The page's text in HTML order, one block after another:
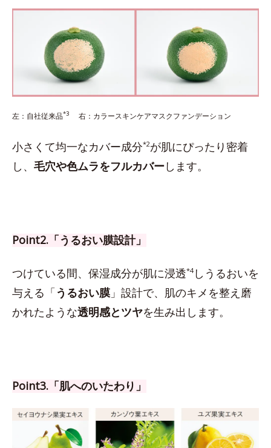
左：自社従来品*3 右：カラースキンケアマスクファンデーション
小さくて均一なカバー成分*2が肌にぴったり密着
し、 毛穴や色ムラをフルカバーします。
Point2.「うるおい膜設計」
つけている間、保湿成分が肌に浸透*4しうるおいを
与える「うるおい膜 」設計で、肌のキメを整え磨
かれたような透明感とツヤを生み出します。
Point3.「肌へのいたわり」